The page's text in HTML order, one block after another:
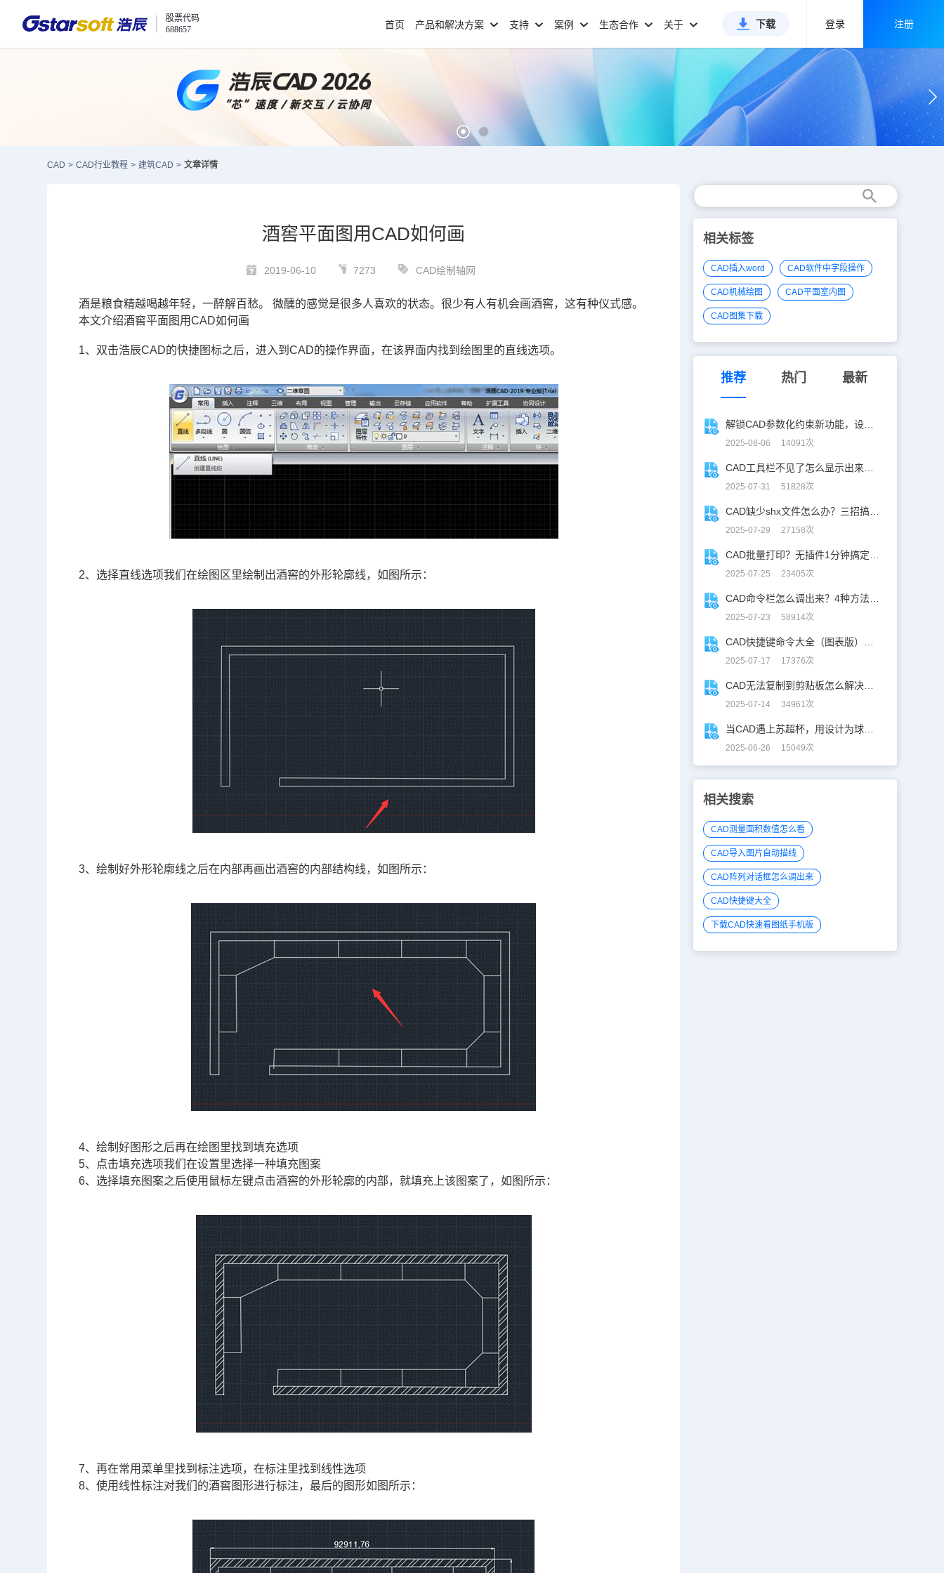
股票代码
688657
首页 产品和解决方案 支持 案例 生态合作 关于 下载 登录 注册
CAD > CAD行业教程 > 建筑CAD > 文章详情
酒窖平面图用CAD如何画
2019-06-10 7273 CAD绘制轴网
酒是粮食精越喝越年轻，一醉解百愁。 微醺的感觉是很多人喜欢的状态。很少有人有机会画酒窖，这有种仪式感。
本文介绍酒窖平面图用CAD如何画
1、双击浩辰CAD的快捷图标之后，进入到CAD的操作界面，在该界面内找到绘图里的直线选项。
2、选择直线选项我们在绘图区里绘制出酒窖的外形轮廓线，如图所示：
3、绘制好外形轮廓线之后在内部再画出酒窖的内部结构线，如图所示：
4、绘制好图形之后再在绘图里找到填充选项
5、点击填充选项我们在设置里选择一种填充图案
6、选择填充图案之后使用鼠标左键点击酒窖的外形轮廓的内部，就填充上该图案了，如图所示：
7、再在常用菜单里找到标注选项，在标注里找到线性选项
8、使用线性标注对我们的酒窖图形进行标注，最后的图形如图所示：
相关标签
CAD插入word CAD软件中字段操作
CAD机械绘图 CAD平面室内图
CAD图集下载
推荐 热门 最新
2025-08-06 14091次
2025-07-31 51828次
2025-07-29 27158次
2025-07-25 23405次
2025-07-23 58914次
2025-07-17 17376次
2025-07-14 34961次
2025-06-26 15049次
相关搜索
CAD测量面积数值怎么看
CAD导入图片自动描线
CAD阵列对话框怎么调出来
CAD快捷键大全
下载CAD快速看图纸手机版